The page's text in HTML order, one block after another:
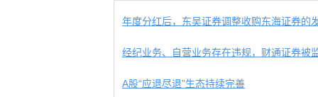
年度分红后，东吴证券调整收购东海证券的
经纪业务、自营业务存在违规，财通证券被
A股“应退尽退”生态持续完善